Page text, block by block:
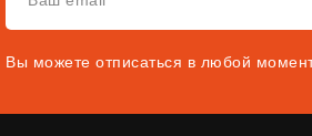
Вы можете отписаться в любой